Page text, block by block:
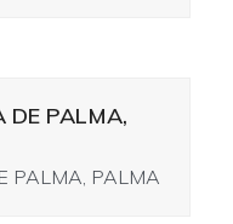
DE PALMA,
PALMA, PALMA